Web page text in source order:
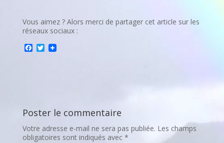
Vous aimez ? Alors merci de partager cet article sur les
réseaux sociaux :
F T
Poster le commentaire
Votre adresse e-mail ne sera pas publiée. Les champs
obligatoires sont indiqués avec *